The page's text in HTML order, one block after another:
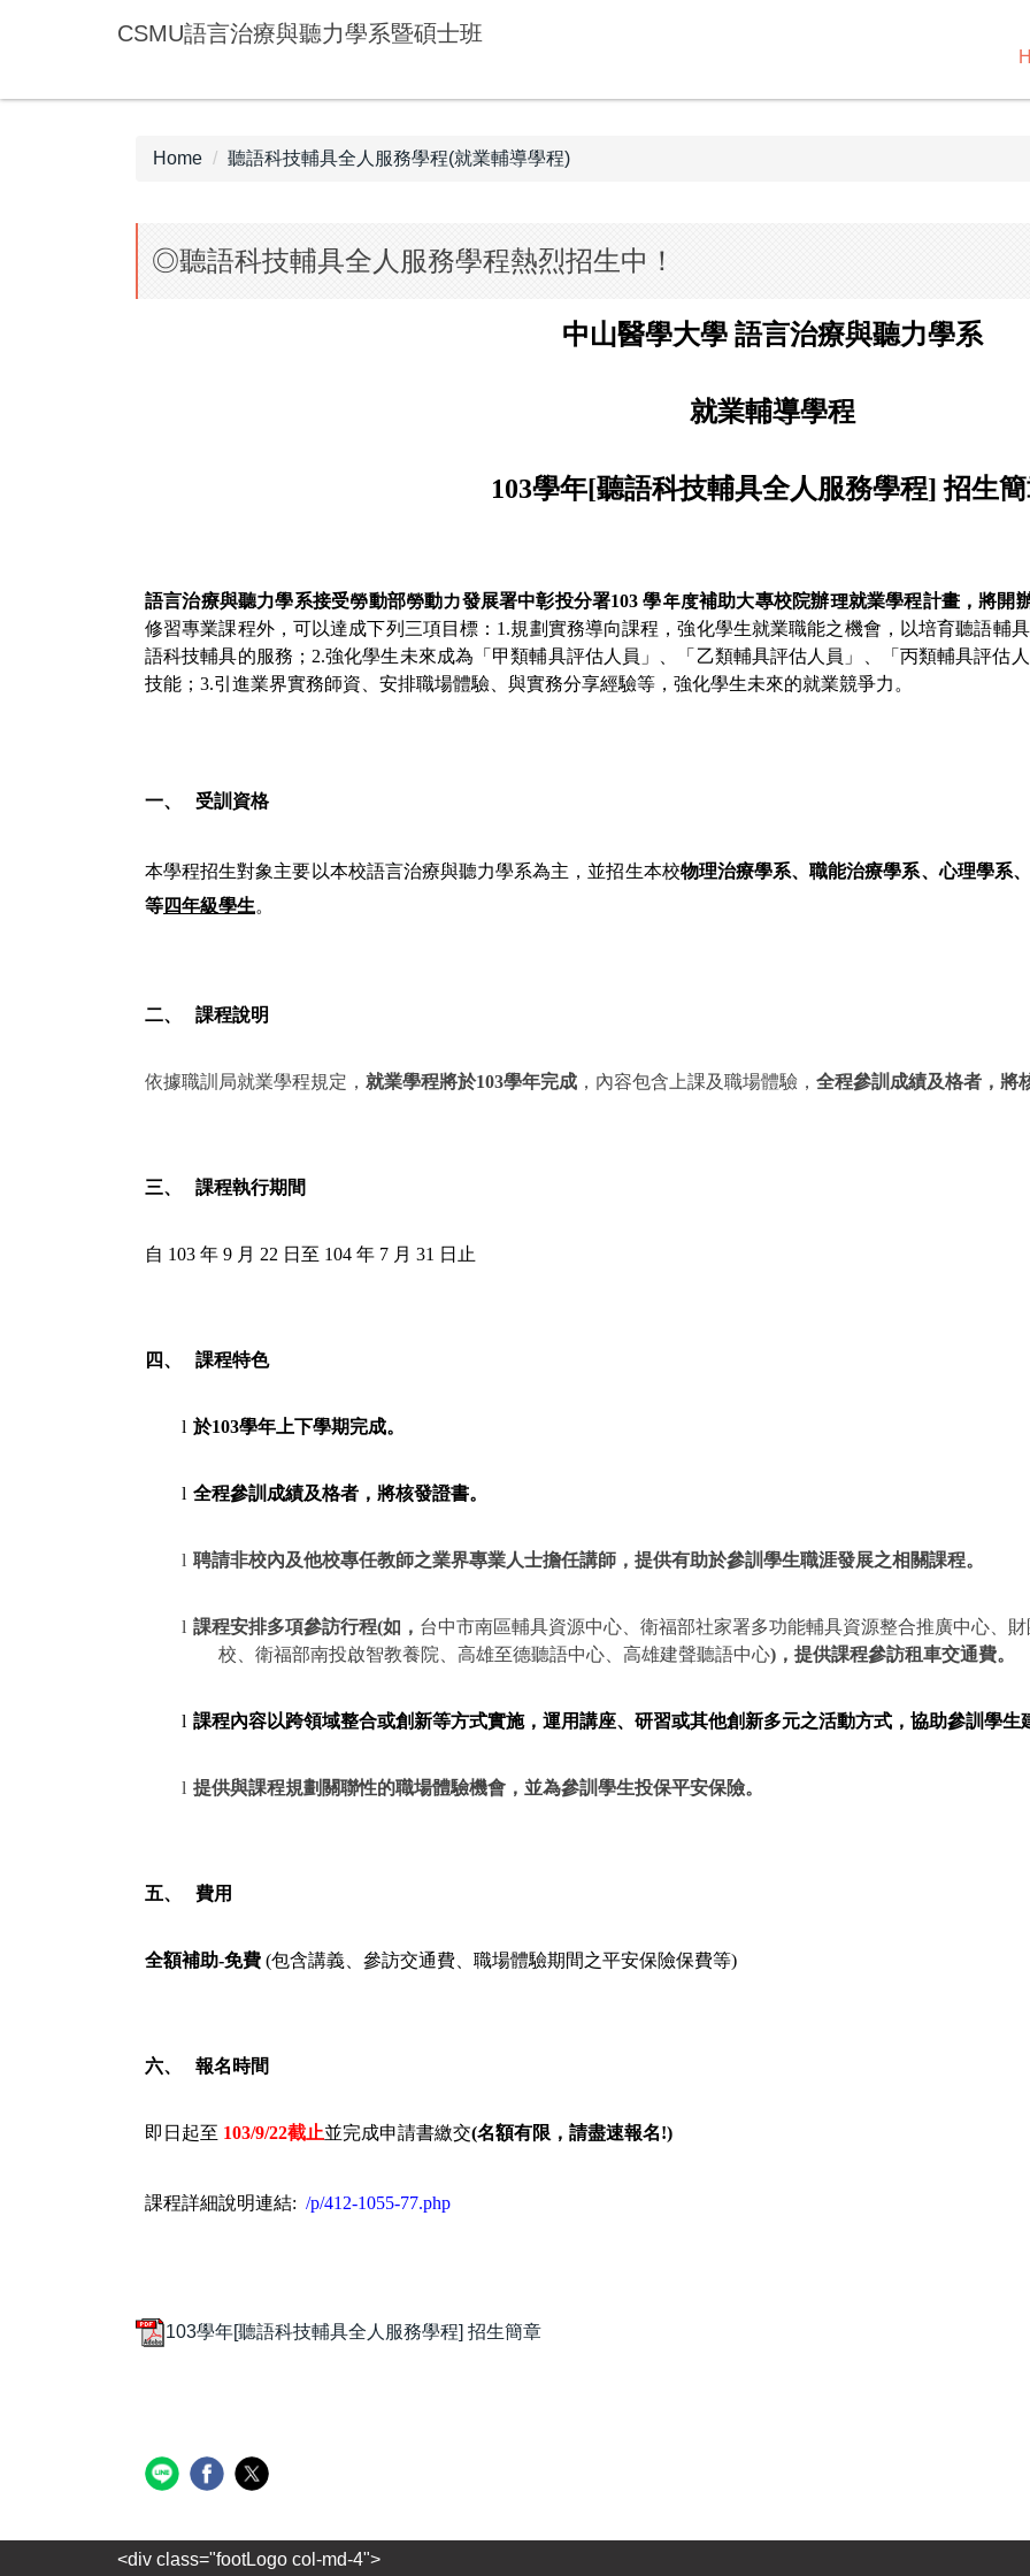
main
CSMU語言治療與聽力學系暨碩士班
Home 聽語科技輔具全人服務學程(就業輔導學程)
◎聽語科技輔具全人服務學程熱烈招生中！
中山醫學大學 語言治療與聽力學系
就業輔導學程
103學年[聽語科技輔具全人服務學程]招生
語言治療與聽力學系接受勞動部勞動力發展署中彰投分署103學年度補助大專校院辦理就業學程計畫，將開
修習專業課程外，可以達成下列三項目標： 1.規劃實務導向課程，強化學生就業職能之機會，以培育聽語輔
語科技輔具的服務 ； 2.強化學生未來成為「甲類輔具評估人員」、「乙類輔具評估人員」、「丙類輔具評估
技能 ； 3.引進業界實務師資、安排職場體驗、與實務分享經驗等，強化學生未來的就業競爭力。
一、 受訓資格
本學程招生對象主要以本校語言治療與聽力學系為主，並招生本校物理治療學系、職能治療學系、心理學系
等四年級學生。
二、 課程說明
依據職訓局就業學程規定， 就業學程將於103學年完成 ，內容包含上課及職場體驗， 全程參訓成績及格者，將
三、 課程執行期間
自 103 年 9 月 22 日至 104 年 7 月 31 日止
四、 課程特色
l 於103學年上下學期完成。
l 全程參訓成績及格者，將核發證書。
l 聘請非校內及他校專任教師之業界專業人士擔任講師，提供有助於參訓學生職涯發展之相關課程。
l 課程安排多項參訪行程(如， 台中市南區輔具資源中心、衛福部社家署多功能輔具資源整合推廣中心、
校、衛福部南投啟智教養院、高雄至德聽語中心、高雄建聲聽語中心) ，提供課程參訪租車交通費。
l 課程內容以跨領域整合或創新等方式實施，運用講座、研習或其他創新多元之活動方式，協助參訓學生
l 提供與課程規劃關聯性的職場體驗機會，並為參訓學生投保平安保險。
五、 費用
全額補助-免費 (包含講義、參訪交通費、 職場體驗期間之平安保險保費等)
六、 報名時間
即日起至 103/9/22截止並完成申請書繳交(名額有限，請盡速報名!)
課程詳細說明連結: /p/412-1055-77.php
103學年[聽語科技輔具全人服務學程] 招生簡章
<div class="footLogo col-md-4">